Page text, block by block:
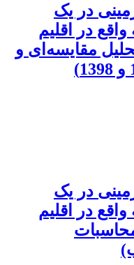
در یک
در اقلیم
مقایسه‌ای و
در یک
در اقلیم